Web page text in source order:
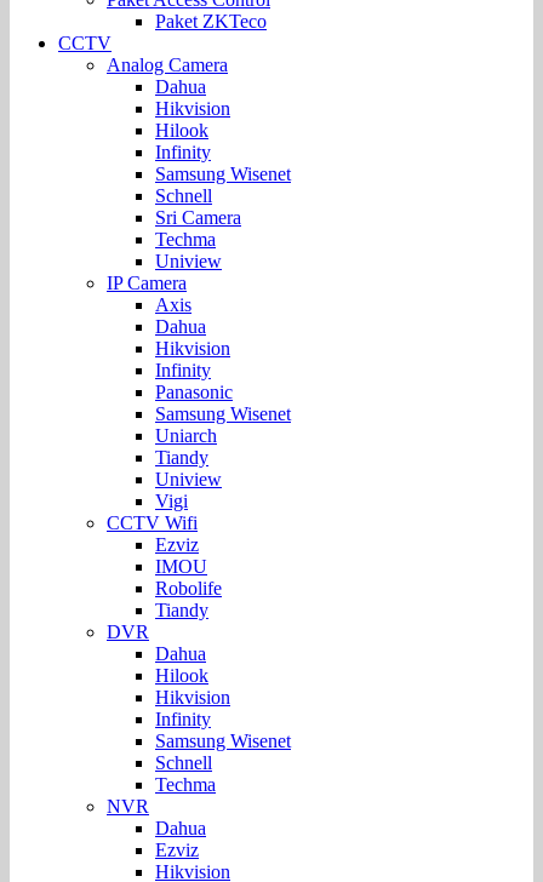
Paket ZKTeco
CCTV
Analog Camera
Dahua
Hikvision
Hilook
Infinity
Samsung Wisenet
Schnell
Sri Camera
Techma
Uniview
IP Camera
Axis
Dahua
Hikvision
Infinity
Panasonic
Samsung Wisenet
Uniarch
Tiandy
Uniview
Vigi
CCTV Wifi
Ezviz
IMOU
Robolife
Tiandy
DVR
Dahua
Hilook
Hikvision
Infinity
Samsung Wisenet
Schnell
Techma
NVR
Dahua
Ezviz
Hikvision